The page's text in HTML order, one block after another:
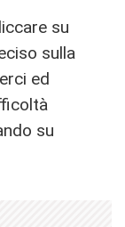
su
sulla
ed
su